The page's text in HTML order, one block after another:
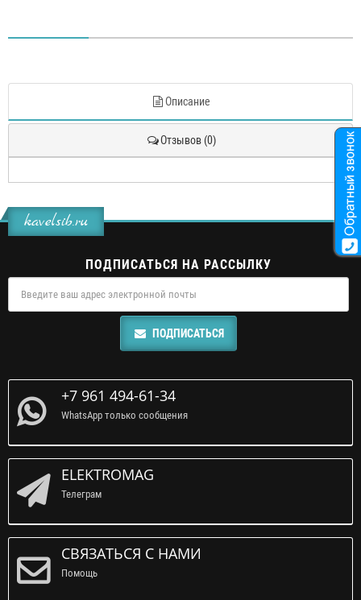
Описание
Отзывов (0)
kavelsib.ru
ПОДПИСАТЬСЯ НА РАССЫЛКУ
ПОДПИСАТЬСЯ
+7 961 494-61-34
WhatsApp только сообщения
ELEKTROMAG
Телеграм
СВЯЗАТЬСЯ С НАМИ
Помощь